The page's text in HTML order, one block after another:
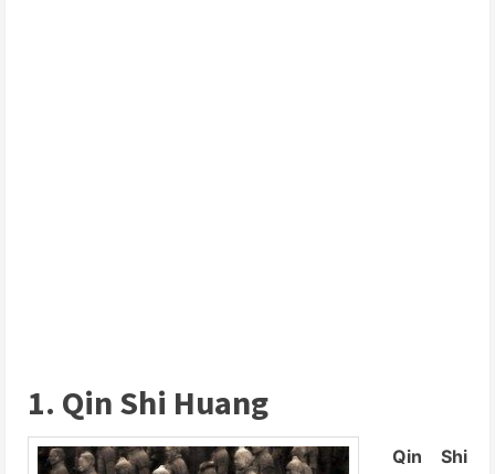
1. Qin Shi Huang
Qin Shi